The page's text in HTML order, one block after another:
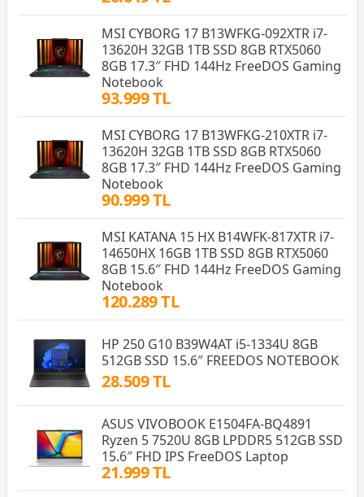
MSI CYBORG 17 B13WFKG-092XTR i7-
13620H 32GB 1TB SSD 8GB RTX5060
8GB 17.3″ FHD 144Hz FreeDOS Gaming
Notebook
93.999 TL
MSI CYBORG 17 B13WFKG-210XTR i7-
13620H 32GB 1TB SSD 8GB RTX5060
8GB 17.3″ FHD 144Hz FreeDOS Gaming
Notebook
90.999 TL
MSI KATANA 15 HX B14WFK-817XTR i7-
14650HX 16GB 1TB SSD 8GB RTX5060
8GB 15.6″ FHD 144Hz FreeDOS Gaming
Notebook
120.289 TL
HP 250 G10 B39W4AT i5-1334U 8GB
512GB SSD 15.6″ FREEDOS NOTEBOOK
28.509 TL
ASUS VIVOBOOK E1504FA-BQ4891
Ryzen 5 7520U 8GB LPDDR5 512GB SSD
15.6″ FHD IPS FreeDOS Laptop
21.999 TL